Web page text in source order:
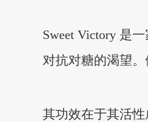
Sweet Victory 是
对抗对糖的渴望
其功效在于其活